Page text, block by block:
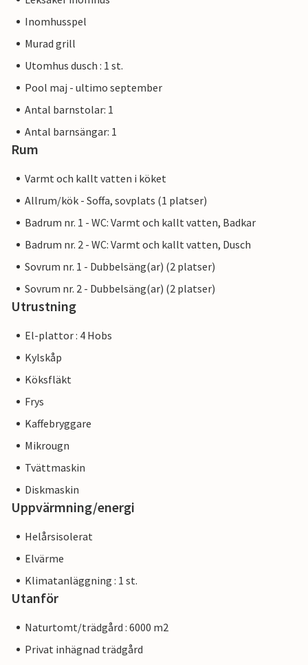
Inomhusspel
Murad grill
Utomhus dusch : 1 st.
Pool maj - ultimo september
Antal barnstolar: 1
Antal barnsängar: 1
Rum
Varmt och kallt vatten i köket
Allrum/kök - Soffa, sovplats (1 platser)
Badrum nr. 1 - WC: Varmt och kallt vatten, Badkar
Badrum nr. 2 - WC: Varmt och kallt vatten, Dusch
Sovrum nr. 1 - Dubbelsäng(ar) (2 platser)
Sovrum nr. 2 - Dubbelsäng(ar) (2 platser)
Utrustning
El-plattor : 4 Hobs
Kylskåp
Köksfläkt
Frys
Kaffebryggare
Mikrougn
Tvättmaskin
Diskmaskin
Uppvärmning/energi
Helårsisolerat
Elvärme
Klimatanläggning : 1 st.
Utanför
Naturtomt/trädgård : 6000 m2
Privat inhägnad trädgård